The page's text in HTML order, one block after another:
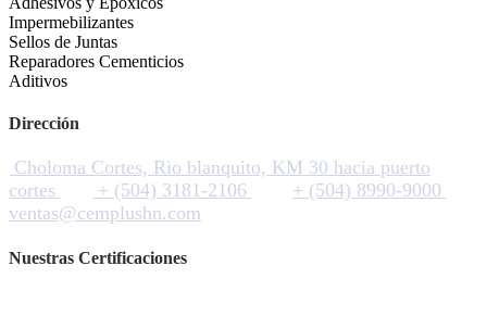
Impermebilizantes
Sellos de Juntas
Reparadores Cementicios
Aditivos
Dirección
Choloma Cortes, Rio blanquito, KM 30 hacia puerto
cortes
+ (504) 3181-2106
+ (504) 8990-9000
ventas@cemplushn.com
Nuestras Certificaciones